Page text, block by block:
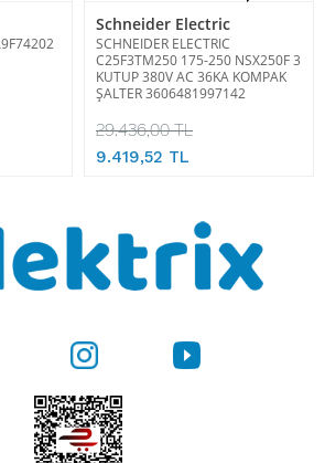
Schneider Electric
SCHNEIDER ELECTRIC
C25F3TM250 175-250 NSX250F 3
KUTUP 380V AC 36KA KOMPAK
ŞALTER 3606481997142
29.436,00 TL
9.419,52 TL